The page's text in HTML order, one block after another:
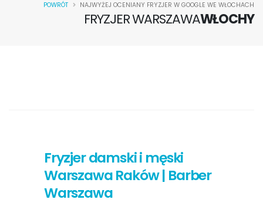
FRYZJER WARSZAWAWŁOCHY
POWRÓT NAJWYŻEJ OCENIANY FRYZJER W GOOGLE WE WŁOCHACH
Fryzjer damski i męski
Warszawa Raków | Barber
Warszawa